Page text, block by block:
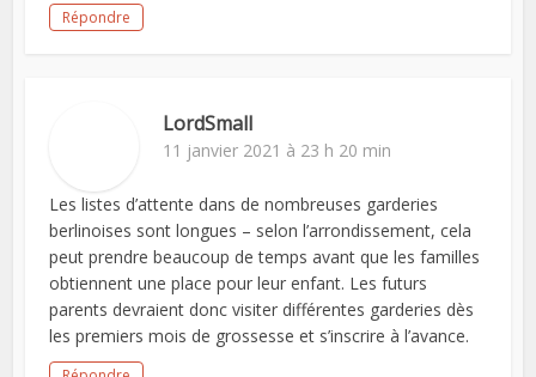
Répondre
LordSmall
11 janvier 2021 à 23 h 20 min
Les listes d’attente dans de nombreuses garderies
berlinoises sont longues – selon l’arrondissement, cela
peut prendre beaucoup de temps avant que les familles
obtiennent une place pour leur enfant. Les futurs
parents devraient donc visiter différentes garderies dès
les premiers mois de grossesse et s’inscrire à l’avance.